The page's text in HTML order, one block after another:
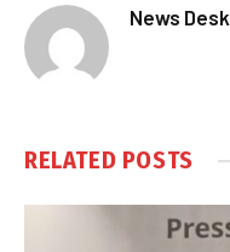
News Desk
RELATED POSTS